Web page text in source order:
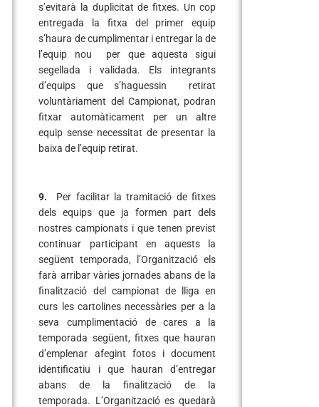
s’evitarà la duplicitat de fitxes. Un cop
entregada la fitxa del primer equip
s’haura de cumplimentar i entregar la de
l’equip nou per que aquesta sigui
segellada i validada. Els integrants
d’equips que s’haguessin retirat
voluntàriament del Campionat, podran
fitxar automàticament per un altre
equip sense necessitat de presentar la
baixa de l’equip retirat.
9. Per facilitar la tramitació de fitxes
dels equips que ja formen part dels
nostres campionats i que tenen previst
continuar participant en aquests la
següent temporada, l’Organització els
farà arribar vàries jornades abans de la
finalització del campionat de lliga en
curs les cartolines necessàries per a la
seva cumplimentació de cares a la
temporada següent, fitxes que hauran
d’emplenar afegint fotos i document
identificatiu i que hauran d’entregar
abans de la finalització de la
temporada. L’Organització es quedarà